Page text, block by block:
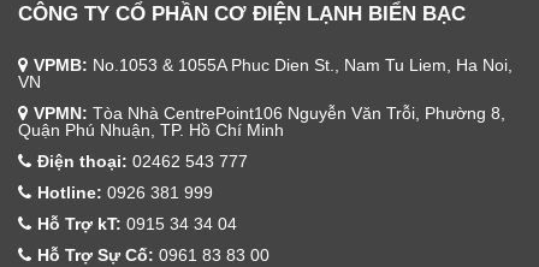
CÔNG TY CỔ PHẦN CƠ ĐIỆN LẠNH BIỂN BẠC
VPMB: No.1053 & 1055A Phuc Dien St., Nam Tu Liem, Ha Noi,
VN
VPMN: Tòa Nhà CentrePoint106 Nguyễn Văn Trỗi, Phường 8,
Quận Phú Nhuận, TP. Hồ Chí Minh
Điện thoại: 02462 543 777
Hotline: 0926 381 999
Hỗ Trợ kT: 0915 34 34 04
Hỗ Trợ Sự Cố: 0961 83 83 00